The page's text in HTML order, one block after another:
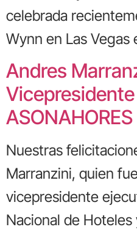
celebrada
Wynn en Las Vegas
Andres
ASONAHORES
Nuestras
Marranzini, quien
vicepresidente
Nacional de